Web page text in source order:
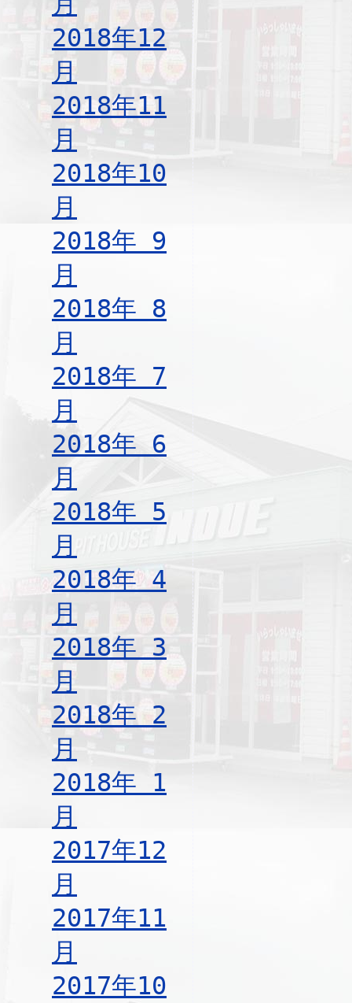
2018年12
月
2018年11
月
2018年10
月
2018年 9
月
2018年 8
月
2018年 7
月
2018年 6
月
2018年 5
月
2018年 4
月
2018年 3
月
2018年 2
月
2018年 1
月
2017年12
月
2017年11
月
2017年10